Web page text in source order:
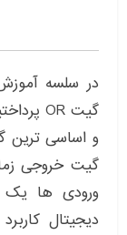
در سلسه
و اساسی ترین
گیت خروجی
ورودی ها یک
دیجیتال